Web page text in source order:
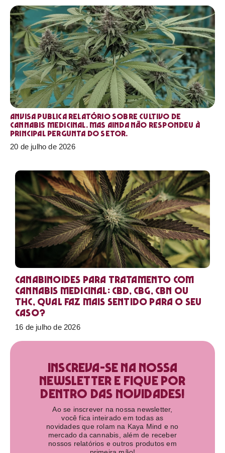
Anvisa publica relatório sobre cultivo de
Cannabis medicinal. Mas ainda não respondeu à
principal pergunta do setor.
20 de julho de 2026
Canabinoides para tratamento com
cannabis medicinal: CBD, CBG, CBN ou
THC, qual faz mais sentido para o seu
caso?
16 de julho de 2026
Inscreva-se na nossa
newsletter e fique por
dentro das novidades!​
Ao se inscrever na nossa newsletter,
você fica inteirado em todas as
novidades que rolam na Kaya Mind e no
mercado da cannabis, além de receber
nossos relatórios e outros produtos em